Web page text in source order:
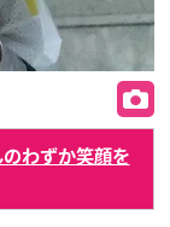
わずか笑顔を